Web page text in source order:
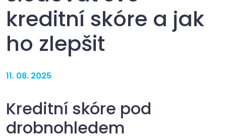
kreditní skóre a jak
ho zlepšit
11. 08. 2025
Kreditní skóre pod
drobnohledem